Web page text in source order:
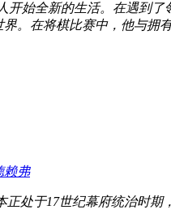
开始全新的生活。在遇到
。在将棋比赛中，他与
赖弗
处于17世纪幕府统治时